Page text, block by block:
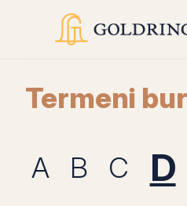
Termeni
A B C D